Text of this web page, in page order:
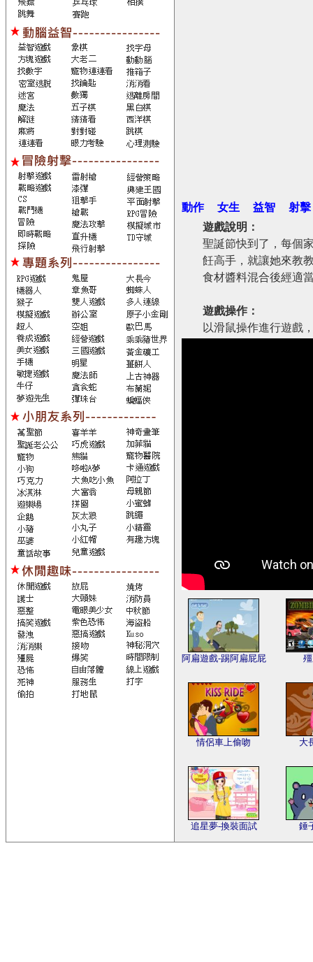
動作 女生 益智
射擊
遊戲說明：
聖誕節快到了，每個
飪高手，就讓她來教
食材醬料混合後經適
遊戲操作：
以滑鼠操作進行遊戲
阿扁遊戲-踢阿扁屁屁
情侶車上偷吻 大
追星夢-換裝面試 錘